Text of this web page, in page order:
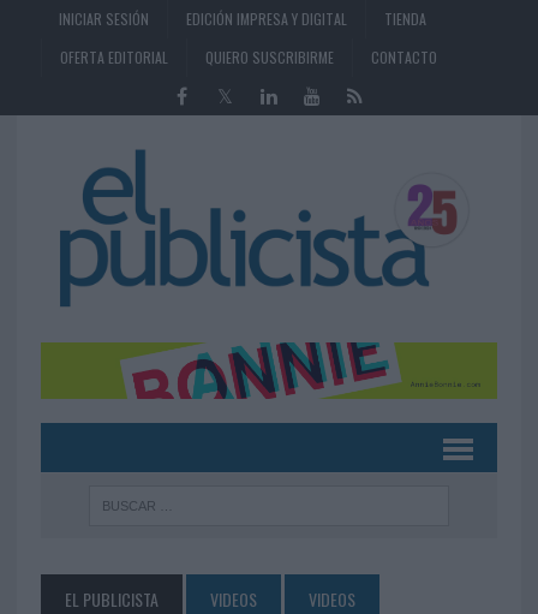
INICIAR SESIÓN EDICIÓN IMPRESA Y DIGITAL
TIENDA
OFERTA EDITORIAL
QUIERO SUSCRIBIRME CONTACTO
EL PUBLICISTA VIDEOS VIDEOS